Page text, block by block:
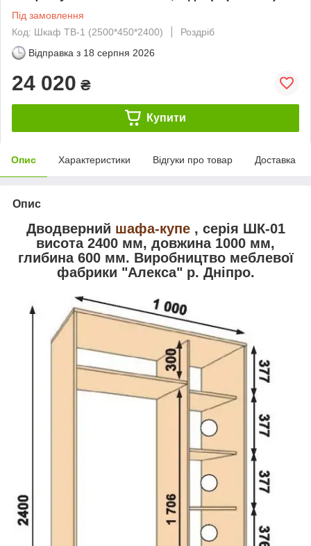
Під замовлення
Код: Шкаф ТВ-1 (2500*450*2400)
Роздріб
Відправка з 18 серпня 2026
24 020 ₴
Купити
Опис Характеристики Відгуки про товар Доставка
Опис
Дводверний шафа-купе, серія ШК-01
висота 2400 мм, довжина 1000 мм,
глибина 600 мм. Виробництво меблевої
фабрики "Алекса" р. Дніпро.